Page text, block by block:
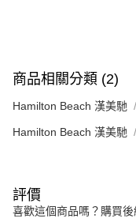
商品相關分類 (2)
Hamilton Beach 漢美馳
Hamilton Beach 漢美馳
評價
喜歡這個商品嗎？購買